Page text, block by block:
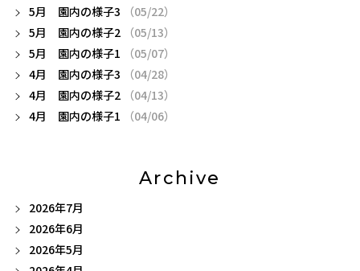
5月 園内の様子3
（05/22）
5月 園内の様子2
（05/13）
5月 園内の様子1
（05/07）
4月 園内の様子3
（04/28）
4月 園内の様子2
（04/13）
4月 園内の様子1
（04/06）
Archive
2026年7月
2026年6月
2026年5月